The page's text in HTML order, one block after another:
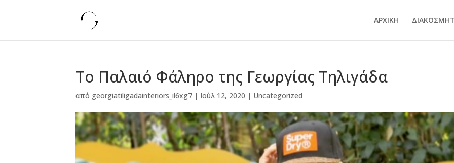
ΑΡΧΙΚΗ
Το Παλαιό Φάληρο της Γεωργίας Τηλιγάδα
από georgiatiligadainteriors_il6xg7 | Ιούλ 12, 2020 | Uncategorized